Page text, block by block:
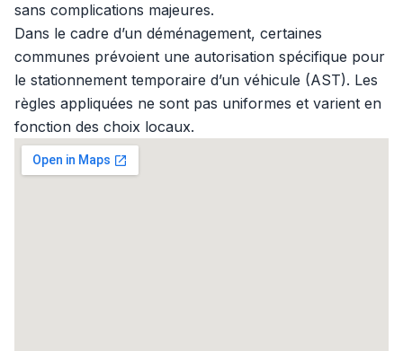
sans complications majeures.
Dans le cadre d’un déménagement, certaines
communes prévoient une autorisation spécifique pour
le stationnement temporaire d’un véhicule (AST). Les
règles appliquées ne sont pas uniformes et varient en
fonction des choix locaux.